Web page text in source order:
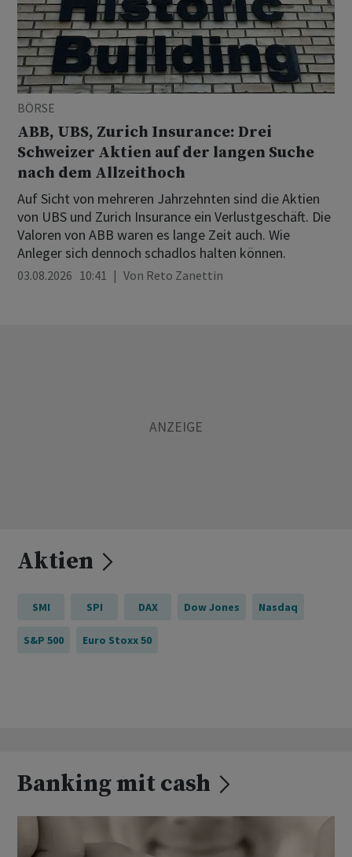
BÖRSE
ABB, UBS, Zurich Insurance: Drei
Schweizer Aktien auf der langen Suche
nach dem Allzeithoch
Auf Sicht von mehreren Jahrzehnten sind die Aktien
von UBS und Zurich Insurance ein Verlustgeschäft. Die
Valoren von ABB waren es lange Zeit auch. Wie
Anleger sich dennoch schadlos halten können.
03.08.2026 10:41 Von Reto Zanettin
Aktien
SMI SPI DAX Dow Jones Nasdaq
S&P 500 Euro Stoxx 50
Banking mit cash